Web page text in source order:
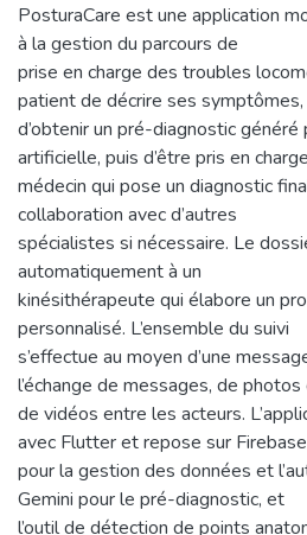
PosturaCare est une application
à la gestion du parcours de
prise en charge des troubles
patient de décrire ses symptômes,
d’obtenir un pré-diagnostic généré
artificielle, puis d’être pris en
médecin qui pose un diagnostic
collaboration avec d’autres
spécialistes si nécessaire. Le
automatiquement à un
kinésithérapeute qui élabore un
personnalisé. L’ensemble du suivi
s’effectue au moyen d’une
l’échange de messages, de
de vidéos entre les acteurs.
avec Flutter et repose sur Firebase
pour la gestion des données et
Gemini pour le pré-diagnostic, et
l’outil de détection de points